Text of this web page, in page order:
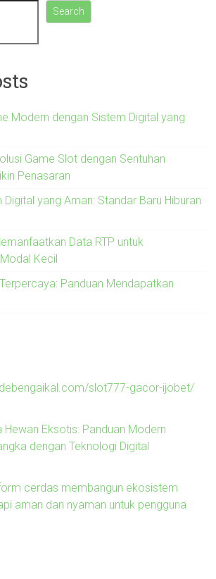
Search
Modern dengan Sistem Digital yang
Game Slot dengan Sentuhan
Penasaran
yang Aman: Standar Baru Hiburan
Data RTP untuk
Kecil
Panduan Mendapatkan
slot777-gacor-ijobet/
Hewan Eksotis: Panduan Modern
dengan Teknologi Digital
cerdas membangun ekosistem
aman dan nyaman untuk pengguna